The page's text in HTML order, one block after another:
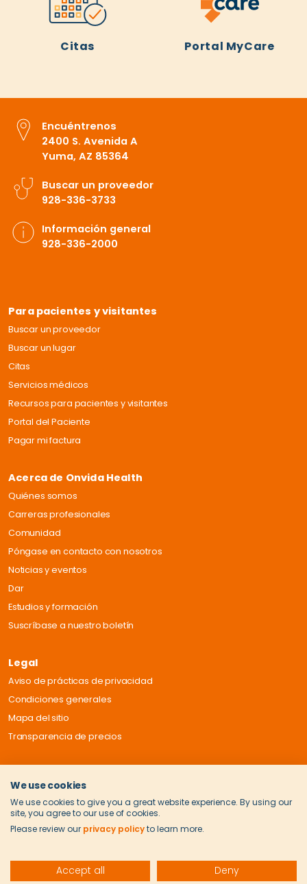
Citas Portal MyCare
Encuéntrenos
2400 S. Avenida A
Yuma, AZ 85364
Buscar un proveedor
928-336-3733
Información general
928-336-2000
Para pacientes y visitantes
Buscar un proveedor
Buscar un lugar
Citas
Servicios médicos
Recursos para pacientes y visitantes
Portal del Paciente
Pagar mi factura
Acerca de Onvida Health
Quiénes somos
Carreras profesionales
Comunidad
Póngase en contacto con nosotros
Noticias y eventos
Dar
Estudios y formación
Suscríbase a nuestro boletín
Legal
Aviso de prácticas de privacidad
Condiciones generales
Mapa del sitio
Transparencia de precios
We use cookies
We use cookies to give you a great website experience. By using our
site, you agree to our use of cookies.
Please review our privacy policyto learn more.
Accept all Deny